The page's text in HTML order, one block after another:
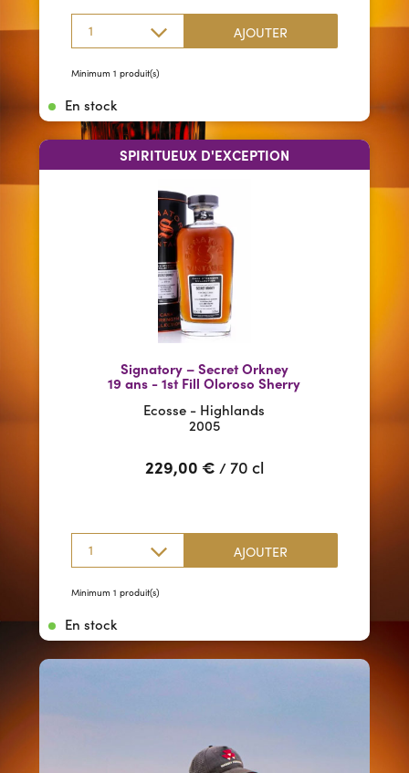
1 AJOUTER
Minimum 1 produit(s)
En stock
SPIRITUEUX D'EXCEPTION
Signatory – Secret Orkney
19 ans - 1st Fill Oloroso Sherry
Ecosse - Highlands
2005
229,00 € /70 cl
1 AJOUTER
Minimum 1 produit(s)
En stock